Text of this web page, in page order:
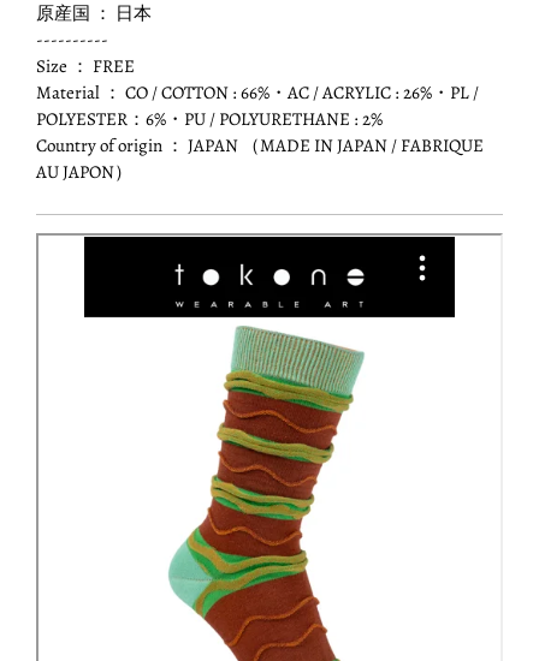
原産国 ： 日本
----------
Size ： FREE
Material ： CO / COTTON : 66%・AC / ACRYLIC : 26%・PL /
POLYESTER：6%・PU / POLYURETHANE : 2%
Country of origin ： JAPAN （MADE IN JAPAN / FABRIQUE
AU JAPON）